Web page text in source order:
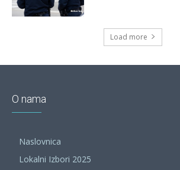
Load more
O nama
Naslovnica
Lokalni Izbori 2025